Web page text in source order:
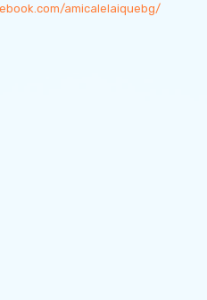
amicalelaiquebg/